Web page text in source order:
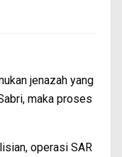
jenazah yang
maka proses
operasi SAR